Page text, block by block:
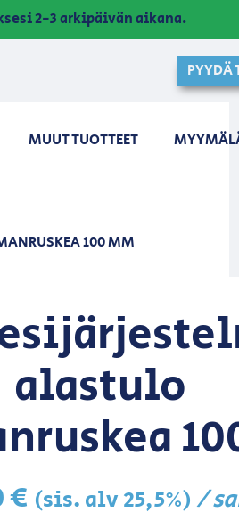
2-3 arkipäivän aikana.
PYYDÄ
MUUT TUOTTEET
100 MM
alastulo
€ (sis. alv 25,5%)/